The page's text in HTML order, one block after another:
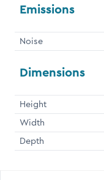
Emissions
Noise
Dimensions
Height
Width
Depth